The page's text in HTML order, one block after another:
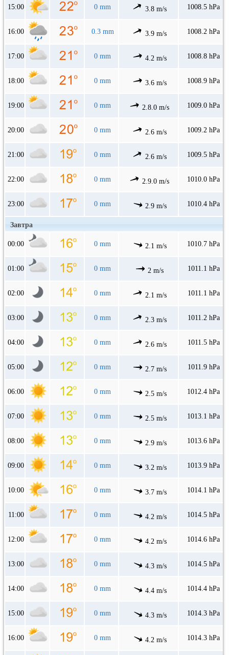
15:00 0 mm 3.8 m/s 1008.5 hPa
16:00 0.3 mm 3.9 m/s 1008.2 hPa
17:00 0 mm 4.2 m/s 1008.8 hPa
18:00 0 mm 3.6 m/s 1008.9 hPa
19:00 0 mm 2.8.0 m/s 1009.0 hPa
20:00 0 mm 2.6 m/s 1009.2 hPa
21:00 0 mm 2.6 m/s 1009.5 hPa
22:00 0 mm 2.9.0 m/s 1010.0 hPa
23:00 0 mm 2.9 m/s 1010.4 hPa
Завтра
00:00 0 mm 2.1 m/s 1010.7 hPa
01:00 0 mm 2 m/s 1011.1 hPa
02:00 0 mm 2.1 m/s 1011.1 hPa
03:00 0 mm 2.3 m/s 1011.2 hPa
04:00 0 mm 2.6 m/s 1011.5 hPa
05:00 0 mm 2.7 m/s 1011.9 hPa
06:00 0 mm 2.5 m/s 1012.4 hPa
07:00 0 mm 2.5 m/s 1013.1 hPa
08:00 0 mm 2.9 m/s 1013.6 hPa
09:00 0 mm 3.2 m/s 1013.9 hPa
10:00 0 mm 3.7 m/s 1014.1 hPa
11:00 0 mm 4.2 m/s 1014.5 hPa
12:00 0 mm 4.2 m/s 1014.6 hPa
13:00 0 mm 4.3 m/s 1014.5 hPa
14:00 0 mm 4.4 m/s 1014.4 hPa
15:00 0 mm 4.3 m/s 1014.3 hPa
16:00 0 mm 4.2 m/s 1014.3 hPa